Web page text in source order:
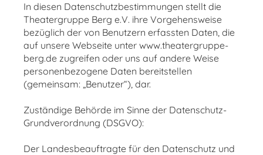
In diesen Datenschutzbestimmungen stellt die
Theatergruppe Berg e.V. ihre Vorgehensweise
bezüglich der von Benutzern erfassten Daten, die
auf unsere Webseite unter www.theatergruppe-
berg.de zugreifen oder uns auf andere Weise
personenbezogene Daten bereitstellen
(gemeinsam: „Benutzer“), dar.
Zuständige Behörde im Sinne der Datenschutz-
Grundverordnung (DSGVO):
Der Landesbeauftragte für den Datenschutz und